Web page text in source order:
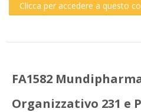
Clicca per accedere a questo
FA1582
Organizzativo 231 e